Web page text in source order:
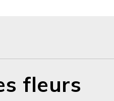
fleurs